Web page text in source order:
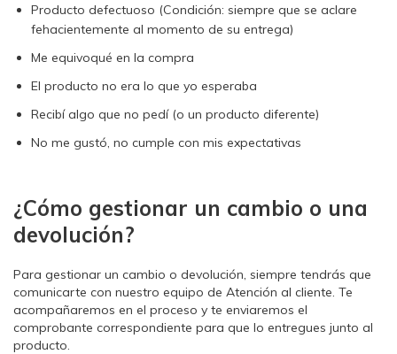
Producto defectuoso (Condición: siempre que se aclare
fehacientemente al momento de su entrega)
Me equivoqué en la compra
El producto no era lo que yo esperaba
Recibí algo que no pedí (o un producto diferente)
No me gustó, no cumple con mis expectativas
¿Cómo gestionar un cambio o una
devolución?
Para gestionar un cambio o devolución, siempre tendrás que
comunicarte con nuestro equipo de Atención al cliente. Te
acompañaremos en el proceso y te enviaremos el
comprobante correspondiente para que lo entregues junto al
producto.